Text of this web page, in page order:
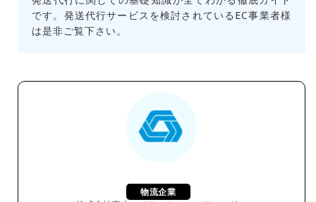
です。発送代行サービスを検討されているEC事業者様
は是非ご覧下さい。
物流企業